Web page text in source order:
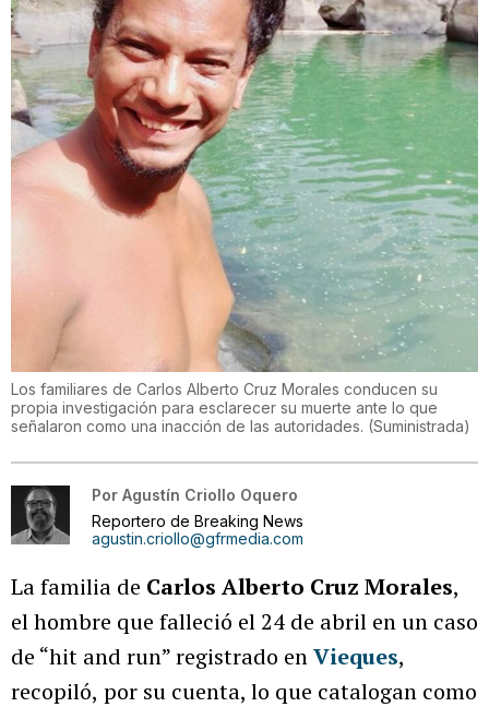
Los familiares de Carlos Alberto Cruz Morales conducen su
propia investigación para esclarecer su muerte ante lo que
señalaron como una inacción de las autoridades. (Suministrada)
Por Agustín Criollo Oquero
Reportero de Breaking News
agustin.criollo@gfrmedia.com
La familia de Carlos Alberto Cruz Morales,
el hombre que falleció el 24 de abril en un caso
de “hit and run” registrado enVieques,
recopiló, por su cuenta, lo que catalogan como